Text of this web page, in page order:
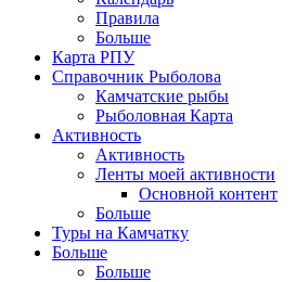
Правила
Больше
Карта РПУ
Справочник Рыболова
Камчатские рыбы
Рыболовная Карта
Активность
Активность
Ленты моей активности
Основной контент
Больше
Туры на Камчатку
Больше
Больше